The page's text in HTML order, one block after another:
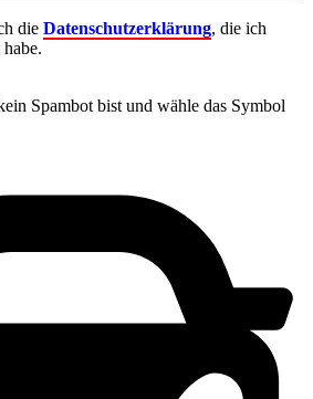
die Datenschutzerklärung, die ich
Spambot bist und wähle das Symbol